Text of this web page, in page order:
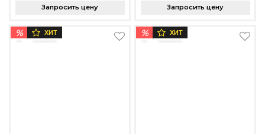
Запросить цену Запросить цену
% ХИТ % ХИТ